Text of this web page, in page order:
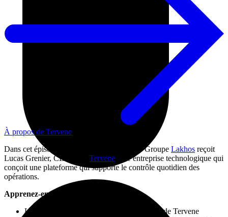
À propos de Tervene
Dans cet épisode, Simon Lemire de chez le Groupe Lakhos reçoit
Lucas Grenier, CEO chez Tervene , une entreprise technologique qui
conçoit une plateforme qui supporte le contrôle quotidien des
opérations.
Apprenez-en plus dans ce podcast sur:
Le parcours de Lucas Grenier et les débuts de Tervene